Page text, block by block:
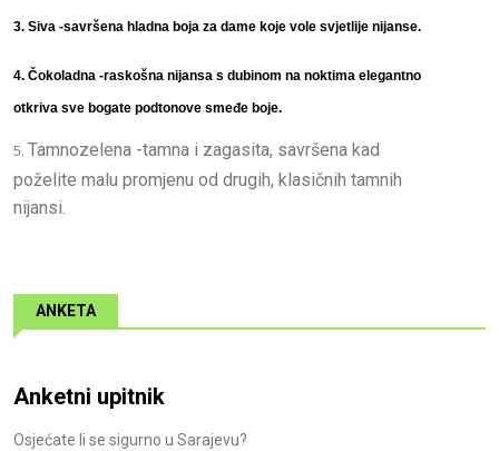
3. Siva -savršena hladna boja za dame koje vole svjetlije nijanse.
4. Čokoladna -raskošna nijansa s dubinom na noktima elegantno
otkriva sve bogate podtonove smeđe boje.
5. Tamnozelena -tamna i zagasita, savršena kad
poželite malu promjenu od drugih, klasičnih tamnih
nijansi.
ANKETA
Anketni upitnik
Osjećate li se sigurno u Sarajevu?